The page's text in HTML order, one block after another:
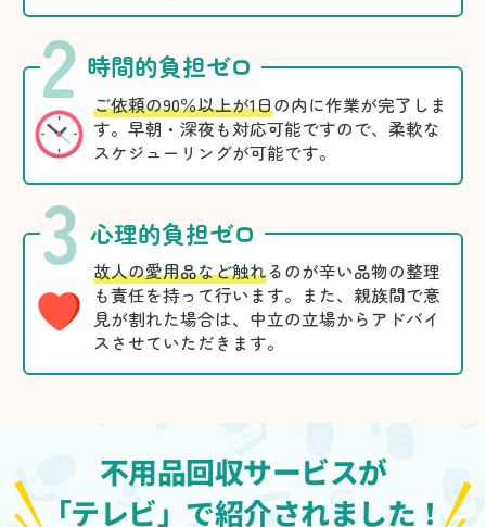
2 時間的負担ゼロ
ご依頼の90％以上が1日の内に作業が完了しま
す。早朝・深夜も対応可能ですので、柔軟な
スケジューリングが可能です。
3 心理的負担ゼロ
故人の愛用品など触れるのが辛い品物の整理
も責任を持って行います。また、親族間で意
見が割れた場合は、中立の立場からアドバイ
スさせていただきます。
不用品回収サービスが
「テレビ」で紹介されました！